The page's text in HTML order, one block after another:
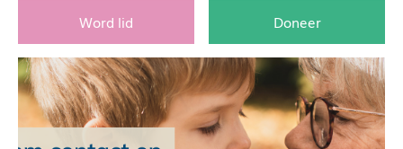
Word lid Doneer